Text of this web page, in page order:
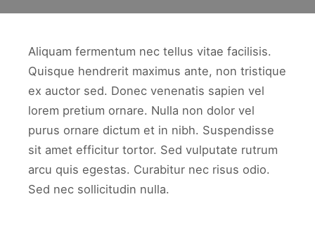
Aliquam fermentum nec tellus vitae facilisis.
Quisque hendrerit maximus ante, non tristique
ex auctor sed. Donec venenatis sapien vel
lorem pretium ornare. Nulla non dolor vel
purus ornare dictum et in nibh. Suspendisse
sit amet efficitur tortor. Sed vulputate rutrum
arcu quis egestas. Curabitur nec risus odio.
Sed nec sollicitudin nulla.